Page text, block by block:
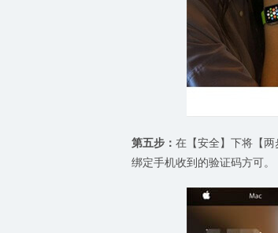
第五步： 在【安全】下将【
绑定手机收到的验证码方可。